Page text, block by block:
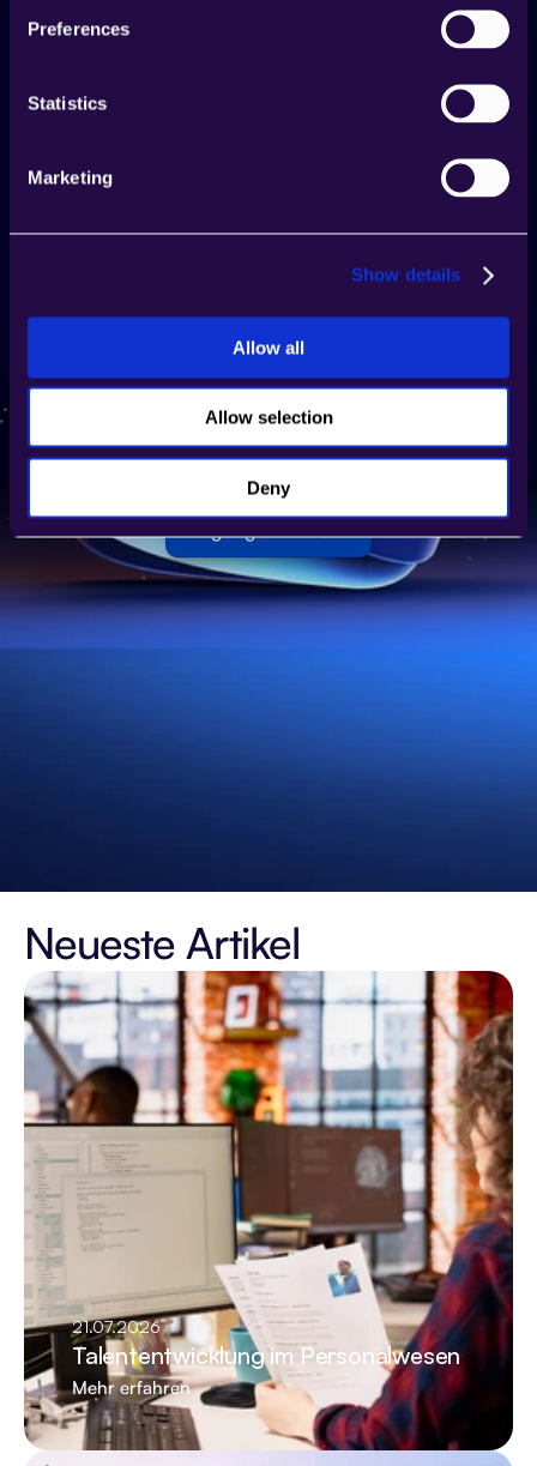
Preferences
Statistics
Marketing
Show details
Allow all
Allow selection
Deny
Starten Sie mit KI-Agenten zur
Automatisierung von Prozessen
beginnen Sie mit der Entwicklung von KI-
Agenten für verschiedene Arten von
Automatisierungen
Zugang anfordern
Neueste Artikel
21.07.2026
Talententwicklung im Personalwesen
Mehr erfahren